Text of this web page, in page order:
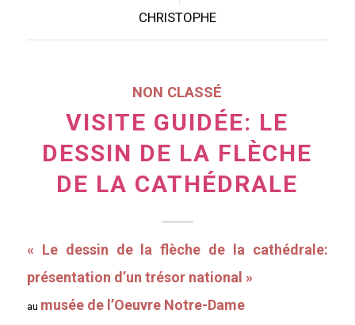
CHRISTOPHE
NON CLASSÉ
VISITE GUIDÉE: LE
DESSIN DE LA FLÈCHE
DE LA CATHÉDRALE
« Le dessin de la flèche de la cathédrale:
présentation d’un trésor national »
au musée de l’Oeuvre Notre-Dame